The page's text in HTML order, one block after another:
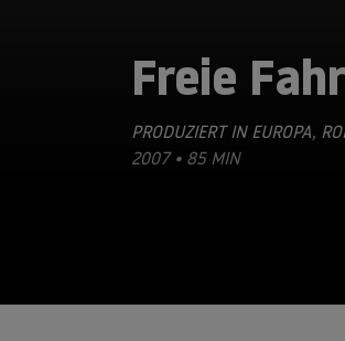
Freie
PRODUZIERT IN EUROPA,
2007 • 85 MIN